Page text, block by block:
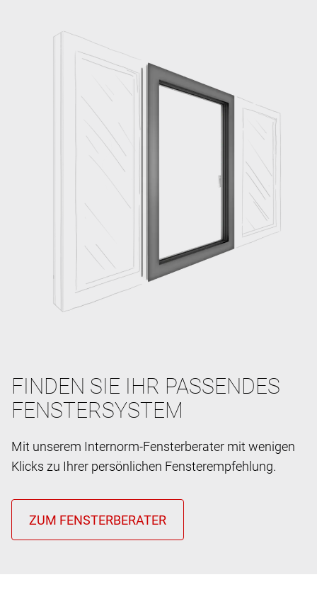
FINDEN SIE IHR PASSENDES
FENSTERSYSTEM
Mit unserem Internorm-Fensterberater mit wenigen
Klicks zu Ihrer persönlichen Fensterempfehlung.